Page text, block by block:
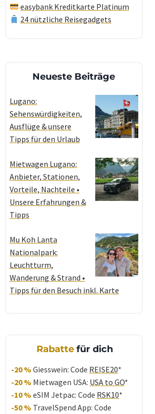
easybank Kreditkarte Platinum
24 nützliche Reisegadgets
Neueste Beiträge
Lugano:
Sehenswürdigkeiten,
Ausflüge & unsere
Tipps für den Urlaub
Mietwagen Lugano:
Anbieter, Stationen,
Vorteile, Nachteile •
Unsere Erfahrungen &
Tipps
Mu Koh Lanta
Nationalpark:
Leuchtturm,
Wanderung & Strand •
Tipps für den Besuch inkl. Karte
Rabatte für dich
-20 % Giesswein: Code REISE20*
-20 % Mietwagen USA: USA to GO*
-10 % eSIM Jetpac: Code RSK10*
-50 % TravelSpend App: Code